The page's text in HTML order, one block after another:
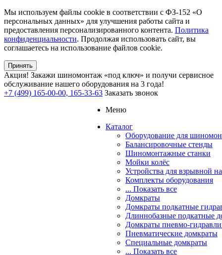
Мы используем файлы cookie в соответствии с ФЗ-152 «О
персональных данных» для улучшения работы сайта и
предоставления персонализированного контента. Политика
конфиденциальности. Продолжая использовать сайт, вы
соглашаетесь на использование файлов cookie.
Принять
Акция! Закажи шиномонтаж «под ключ» и получи сервисное
обслуживание нашего оборудования на 3 года!
+7 (499) 165-00-00, 165-33-63 Заказать звонок
Меню
Каталог
Оборудование для
Балансировочные стенды
Шиномонтажные станки
Мойки колёс
Устройства для взрывной
Комплекты оборудования
... Показать все
Домкраты
Домкраты подкатные
Длиннобазные подкатные
Домкраты пневмо-
Пневматические домкраты
Специальные домкраты
... Показать все